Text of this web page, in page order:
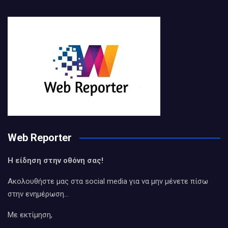
Web Reporter
Η είδηση στην οθόνη σας!
Ακολουθήστε μας στα social media για να μην μένετε πίσω
στην ενημέρωση…
Με εκτίμηση,